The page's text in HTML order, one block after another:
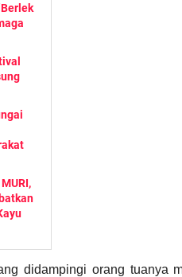
didampingi orang tuanya